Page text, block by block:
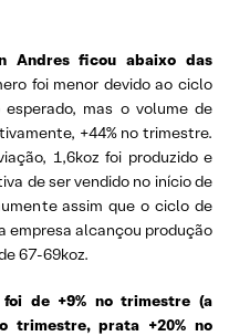
Andres ficou abaixo das
foi menor devido ao ciclo
mas o volume de
+44% no trimestre.
1,6koz foi produzido e
de ser vendido no início de
assim que o ciclo de
empresa alcançou produção
67-69koz.
de +9% no trimestre (a
trimestre, prata +20% no